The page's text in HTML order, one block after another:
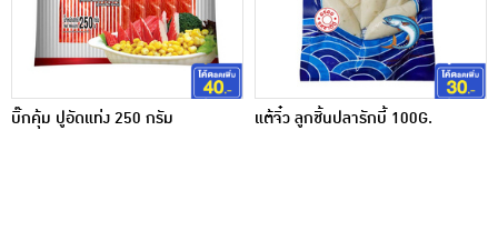
บิ๊กคุ้ม ปูอัดแท่ง 250 กรัม แต้จิ๋ว ลูกชิ้นปลารักบี้ 100G.